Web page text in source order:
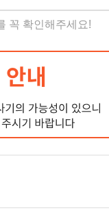
꼭 확인해주세요!